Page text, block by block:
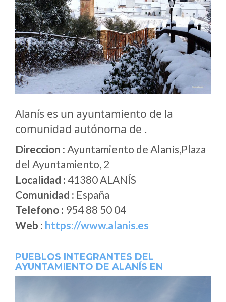
Alanís es un ayuntamiento de la
comunidad autónoma de .
Direccion : Ayuntamiento de Alanís,Plaza
del Ayuntamiento, 2
Localidad : 41380 ALANÍS
Comunidad : España
Telefono : 954 88 50 04
Web : https://www.alanis.es
PUEBLOS INTEGRANTES DEL
AYUNTAMIENTO DE ALANÍS EN